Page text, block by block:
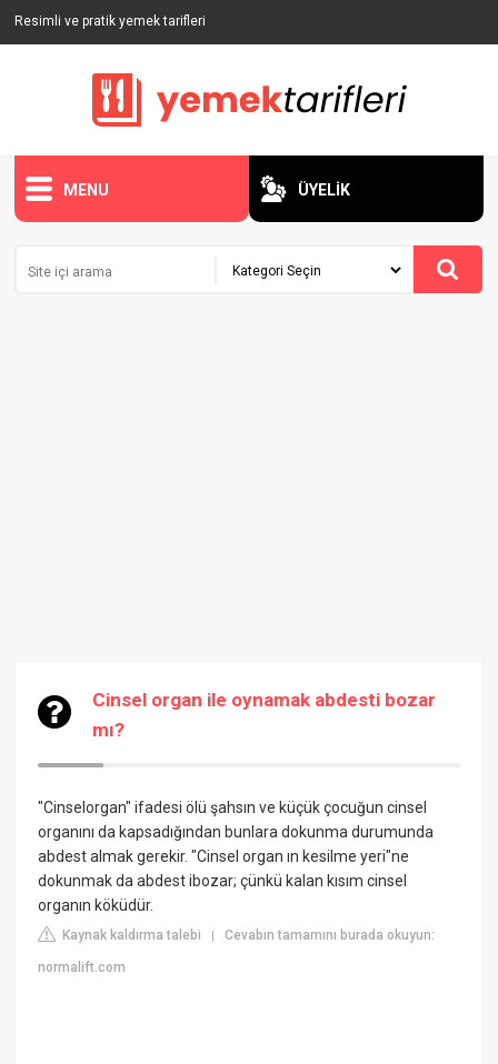
Resimli ve pratik yemek tarifleri
MENU ÜYELİK
Cinsel organ ile oynamak abdesti bozar
mı?
"Cinselorgan" ifadesi ölü şahsın ve küçük çocuğun cinsel
organını da kapsadığından bunlara dokunma durumunda
abdest almak gerekir. "Cinsel organ ın kesilme yeri"ne
dokunmak da abdest ibozar; çünkü kalan kısım cinsel
organın köküdür.
Kaynak kaldırma talebi |Cevabın tamamını burada okuyun:
normalift.com